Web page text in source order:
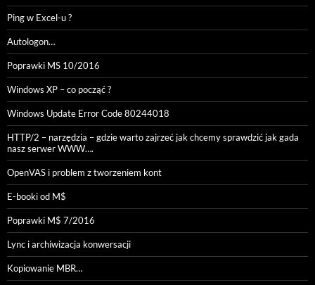
Ping w Excel-u ?
Autologon…
Poprawki MS 10/2016
Windows XP – co począć ?
Windows Update Error Code 80244018
HTTP/2 – narzędzia – gdzie warto zajrzeć jak chcemy sprawdzić jak gada
nasz serwer WWW….
OpenVAS i problem z tworzeniem kont
E-booki od M$
Poprawki M$ 7/2016
Lync i archiwizacja konwersacji
Kopiowanie MBR…